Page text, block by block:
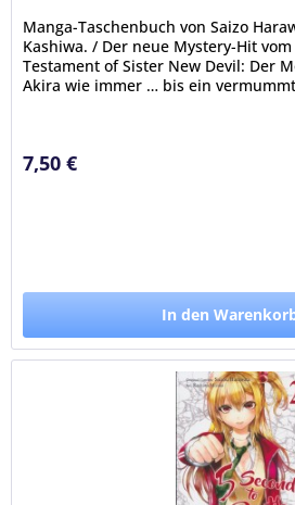
Manga-Taschenbuch von Saizo
Kashiwa. / Der neue Mystery-Hit
Testament of Sister New Devil: Der
Akira wie immer … bis ein
7,50 €
In den